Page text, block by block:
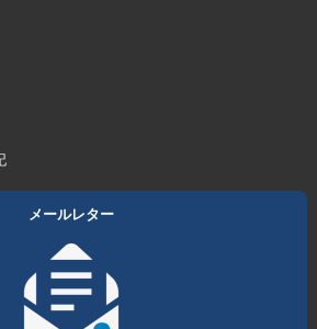
メールレター